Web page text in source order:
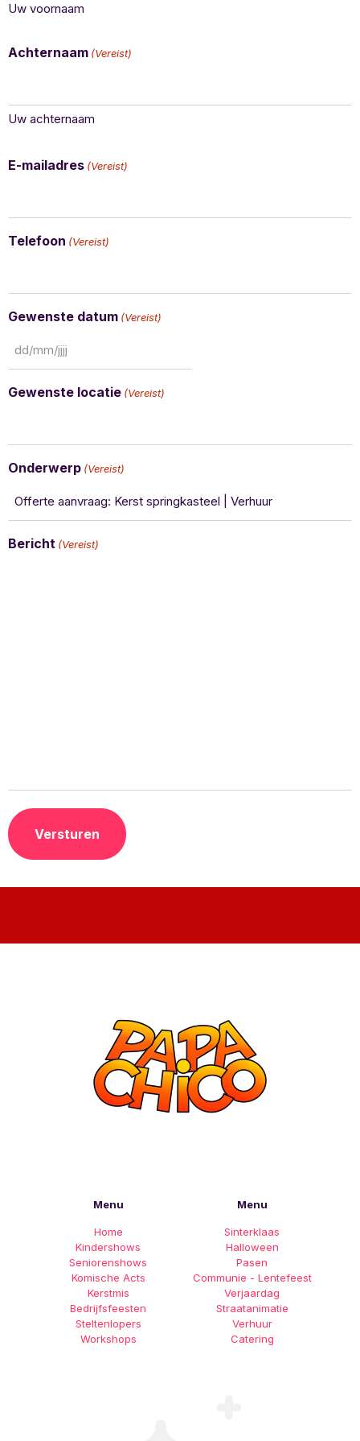
Uw voornaam
Achternaam (Vereist)
Uw achternaam
E-mailadres (Vereist)
Telefoon (Vereist)
Gewenste datum (Vereist)
Gewenste locatie (Vereist)
Onderwerp (Vereist)
Bericht (Vereist)
Menu
Home
Kindershows
Seniorenshows
Komische Acts
Kerstmis
Bedrijfsfeesten
Steltenlopers
Workshops
Menu
Sinterklaas
Halloween
Pasen
Communie - Lentefeest
Verjaardag
Straatanimatie
Verhuur
Catering